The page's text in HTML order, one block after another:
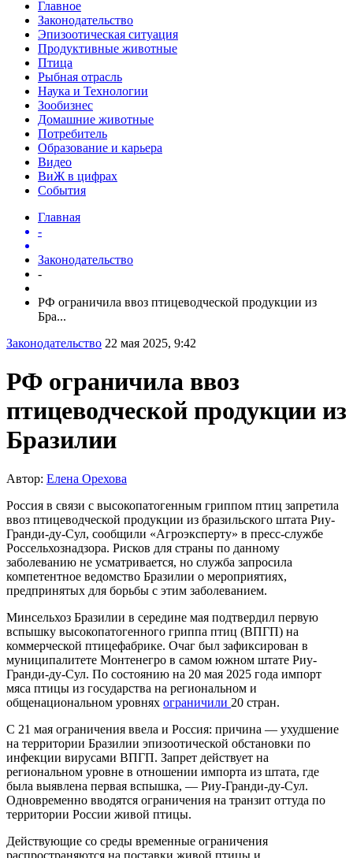
Главное
Законодательство
Эпизоотическая ситуация
Продуктивные животные
Птица
Рыбная отрасль
Наука и Технологии
Зообизнес
Домашние животные
Потребитель
Образование и карьера
Видео
ВиЖ в цифрах
События
Главная
-
Законодательство
-
РФ ограничила ввоз птицеводческой продукции из
Бра...
Законодательство 22 мая 2025, 9:42
РФ ограничила ввоз
птицеводческой продукции из
Бразилии
Автор: Елена Орехова
Россия в связи с высокопатогенным гриппом птиц запретила
ввоз птицеводческой продукции из бразильского штата Риу-
Гранди-ду-Сул, сообщили «Агроэксперту» в пресс-службе
Россельхознадзора. Рисков для страны по данному
заболеванию не усматривается, но служба запросила
компетентное ведомство Бразилии о мероприятиях,
предпринятых для борьбы с этим заболеванием.
Минсельхоз Бразилии в середине мая подтвердил первую
вспышку высокопатогенного гриппа птиц (ВПГП) на
коммерческой птицефабрике. Очаг был зафиксирован в
муниципалитете Монтенегро в самом южном штате Риу-
Гранди-ду-Сул. По состоянию на 20 мая 2025 года импорт
мяса птицы из государства на региональном и
общенациональном уровнях ограничили 20 стран.
С 21 мая ограничения ввела и Россия: причина — ухудшение
на территории Бразилии эпизоотической обстановки по
инфекции вирусами ВПГП. Запрет действует на
региональном уровне в отношении импорта из штата, где
была выявлена первая вспышка, — Риу-Гранди-ду-Сул.
Одновременно вводятся ограничения на транзит оттуда по
территории России живой птицы.
Действующие со среды временные ограничения
распространяются на поставки живой птицы и